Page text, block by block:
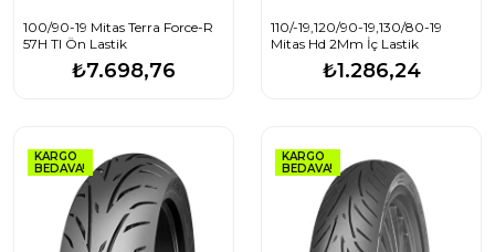
100/90-19 Mitas Terra Force-R
57H Tl Ön Lastik
₺7.698,76
110/-19,120/90-19,130/80-19
Mitas Hd 2Mm İç Lastik
₺1.286,24
KARGO
BEDAVA!
KARGO
BEDAVA!